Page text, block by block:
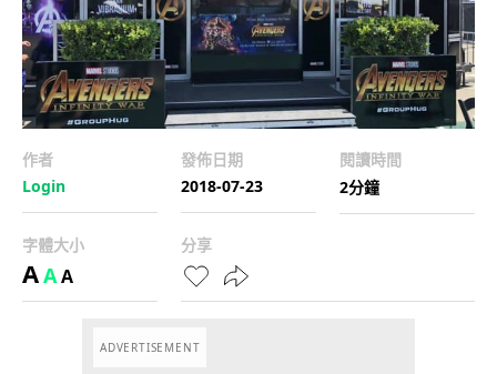
作者
Login
發佈日期
2018-07-23
閱讀時間
2分鐘
字體大小
AAA
分享
ADVERTISEMENT